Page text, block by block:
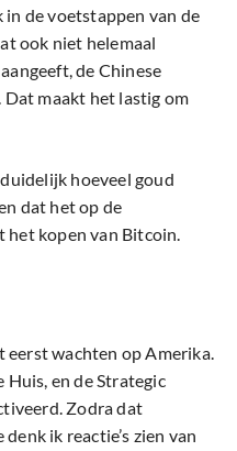
de voetstappen van de
ook niet helemaal
de Chinese
maakt het lastig om
hoeveel goud
dat het op de
het kopen van Bitcoin.
eerst wachten op Amerika.
en de Strategic
Zodra dat
ik reactie’s zien van